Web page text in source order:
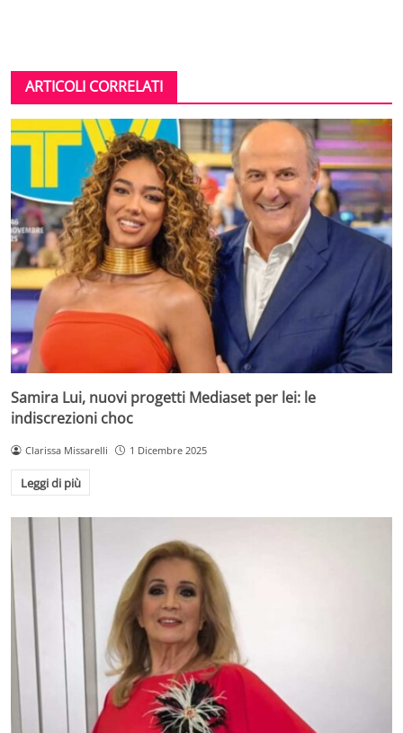
ARTICOLI CORRELATI
Samira Lui, nuovi progetti Mediaset per lei: le
indiscrezioni choc
Clarissa Missarelli 1 Dicembre 2025
Leggi di più